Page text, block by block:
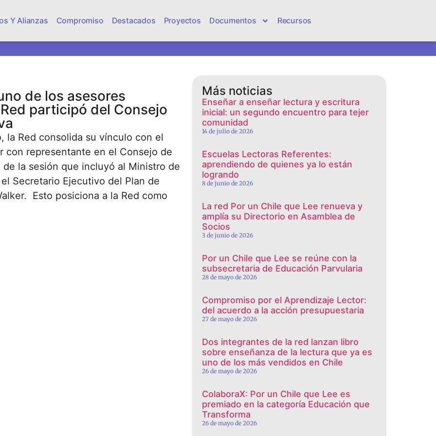
Y Alianzas Compromiso Destacados Proyectos Documentos Recursos
de los asesores
participó del Consejo
la Red consolida su vínculo con el
con representante en el Consejo de
la sesión que incluyó al Ministro de
Secretario Ejecutivo del Plan de
Esto posiciona a la Red como
Más noticias
Enseñar a enseñar lectura y escritura
inicial: un segundo encuentro para tejer
comunidad
14 de julio de 2026
Escuelas Lectoras Referentes:
aprendiendo de quienes ya lo están
logrando
8 de junio de 2026
La red Por un Chile que Lee renueva y
amplía su Directorio en Asamblea de
Socios
3 de junio de 2026
Por un Chile que Lee se reúne con la
subsecretaria de Educación Parvularia
28 de mayo de 2026
Compromiso por el Aprendizaje Lector:
del acuerdo a la acción presupuestaria
27 de mayo de 2026
Dos integrantes de la red lanzan libro
sobre enseñanza de la lectura que ya es
uno de los más vendidos en Chile
26 de mayo de 2026
ColaboraX: Por un Chile que Lee es
premiado en la categoría Educación que
Transforma
26 de mayo de 2026